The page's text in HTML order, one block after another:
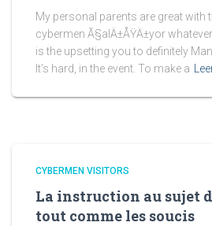
My personal parents are great with
cybermen Ã§alÄ±ÅŸÄ±yor
is the upsetting you to definitely
It’s hard, in the event. To make a
CYBERMEN VISITORS
La instruction au sujet
tout comme les soucis